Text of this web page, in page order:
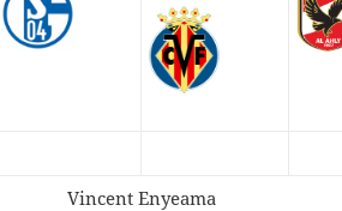
Vincent Enyeama